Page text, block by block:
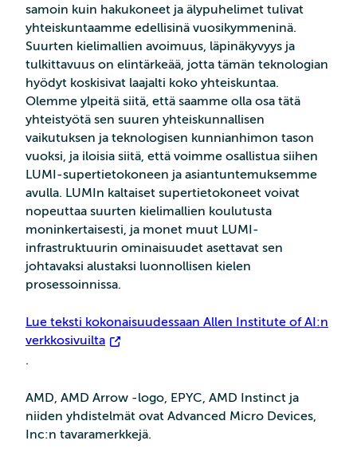
samoin kuin hakukoneet ja älypuhelimet tulivat
yhteiskuntaamme edellisinä vuosikymmeninä.
Suurten kielimallien avoimuus, läpinäkyvyys ja
tulkittavuus on elintärkeää, jotta tämän teknologian
hyödyt koskisivat laajalti koko yhteiskuntaa.
Olemme ylpeitä siitä, että saamme olla osa tätä
yhteistyötä sen suuren yhteiskunnallisen
vaikutuksen ja teknologisen kunnianhimon tason
vuoksi, ja iloisia siitä, että voimme osallistua siihen
LUMI-supertietokoneen ja asiantuntemuksemme
avulla. LUMIn kaltaiset supertietokoneet voivat
nopeuttaa suurten kielimallien koulutusta
moninkertaisesti, ja monet muut LUMI-
infrastruktuurin ominaisuudet asettavat sen
johtavaksi alustaksi luonnollisen kielen
prosessoinnissa.
Lue teksti kokonaisuudessaan Allen Institute of AI:n
verkkosivuilta
.
AMD, AMD Arrow -logo, EPYC, AMD Instinct ja
niiden yhdistelmät ovat Advanced Micro Devices,
Inc:n tavaramerkkejä.